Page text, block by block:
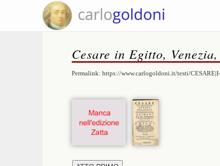
Cesare in Egitto,
Permalink: https://www.carlogoldoni.it/testi/